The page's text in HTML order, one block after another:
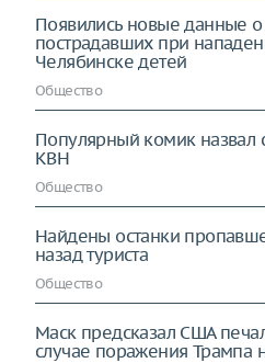
Появились новые данные о
пострадавших при
Челябинске детей
Общество
Популярный комик назвал
КВН
Общество
Найдены останки
назад туриста
Общество
Маск предсказал США
случае поражения Трампа